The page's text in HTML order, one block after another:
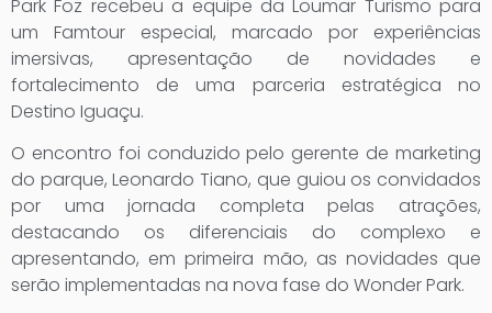
Park Foz recebeu a equipe da Loumar Turismo para
um Famtour especial, marcado por experiências
imersivas, apresentação de novidades e
fortalecimento de uma parceria estratégica no
Destino Iguaçu.
O encontro foi conduzido pelo gerente de marketing
do parque, Leonardo Tiano, que guiou os convidados
por uma jornada completa pelas atrações,
destacando os diferenciais do complexo e
apresentando, em primeira mão, as novidades que
serão implementadas na nova fase do Wonder Park.